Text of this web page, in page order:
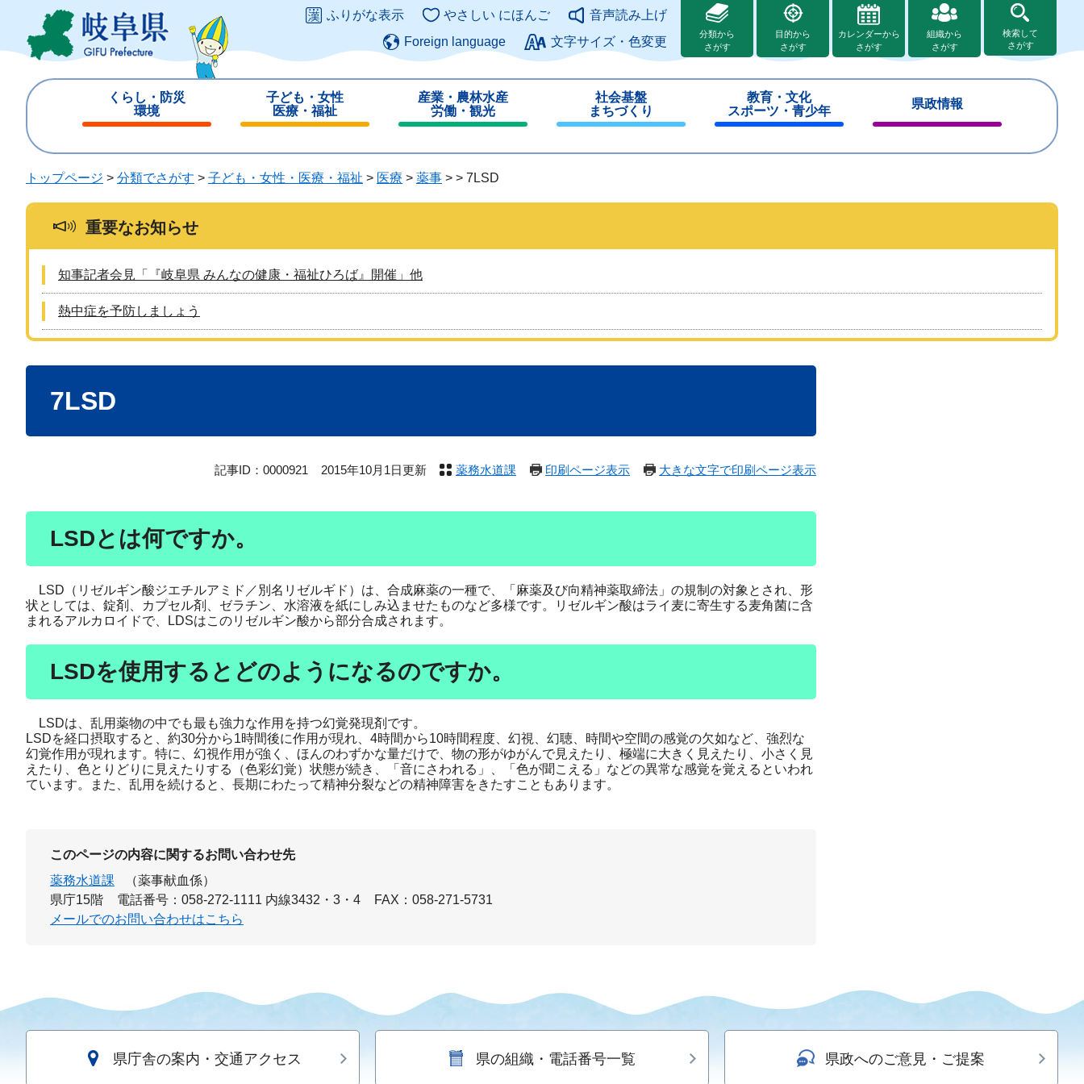
ジ
ュ
このページの本文へ
ふりがな表示 やさしい にほんご
音声読み上げ
Foreign language
文字サイズ・色変更
分類から
さがす
目的から
さがす
カレンダーから
さがす
組織から
さがす
検索して
さがす
くらし・防災
環境
じ
子ども・女性
医療・福祉
じ
産業・農林水産
労働・観光
じ
る
社会基盤
まちづくり
じ
教育・文化
スポーツ・青少年
じ
県政情報
じ
トップページ > 分類でさがす > 子ども・女性・医療・福祉 > 医療 > 薬事 > > 7LSD
重要なお知らせ
知事記者会見「『岐阜県 みんなの健康・福祉ひろば』開催」他
熱中症を予防しましょう
7LSD
記事ID：0000921 2015年10月1日更新 薬務水道課 印刷ページ表示 大きな文字で印刷ページ表示
LSDとは何ですか。
LSD（リゼルギン酸ジエチルアミド／別名リゼルギド）は、合成麻薬の一種で、「麻薬及び向精神薬取締法」の規制の対象とされ、形
状としては、錠剤、カプセル剤、ゼラチン、水溶液を紙にしみ込ませたものなど多様です。リゼルギン酸はライ麦に寄生する麦角菌に含
まれるアルカロイドで、LDSはこのリゼルギン酸から部分合成されます。
LSDを使用するとどのようになるのですか。
LSDは、乱用薬物の中でも最も強力な作用を持つ幻覚発現剤です。
LSDを経口摂取すると、約30分から1時間後に作用が現れ、4時間から10時間程度、幻視、幻聴、時間や空間の感覚の欠如など、強烈な
幻覚作用が現れます。特に、幻視作用が強く、ほんのわずかな量だけで、物の形がゆがんで見えたり、極端に大きく見えたり、小さく見
えたり、色とりどりに見えたりする（色彩幻覚）状態が続き、「音にさわれる」、「色が聞こえる」などの異常な感覚を覚えるといわれ
ています。また、乱用を続けると、長期にわたって精神分裂などの精神障害をきたすこともあります。
このページの内容に関するお問い合わせ先
薬務水道課
（薬事献血係）
県庁15階
電話番号：058-272-1111 内線3432・3・4
FAX：058-271-5731
メールでのお問い合わせはこちら
県庁舎の案内・交通アクセス 県の組織・電話番号一覧 県政へのご意見・ご提案